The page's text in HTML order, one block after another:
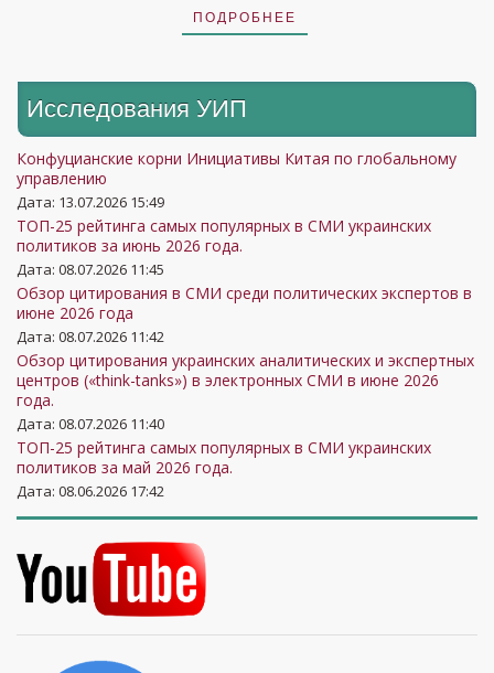
ПОДРОБНЕЕ
Исследования УИП
Конфуцианские корни Инициативы Китая по глобальному
управлению
Дата: 13.07.2026 15:49
ТОП-25 рейтинга самых популярных в СМИ украинских
политиков за июнь 2026 года.
Дата: 08.07.2026 11:45
Обзор цитирования в СМИ среди политических экспертов в
июне 2026 года
Дата: 08.07.2026 11:42
Обзор цитирования украинских аналитических и экспертных
центров («think-tanks») в электронных СМИ в июне 2026
года.
Дата: 08.07.2026 11:40
ТОП-25 рейтинга самых популярных в СМИ украинских
политиков за май 2026 года.
Дата: 08.06.2026 17:42